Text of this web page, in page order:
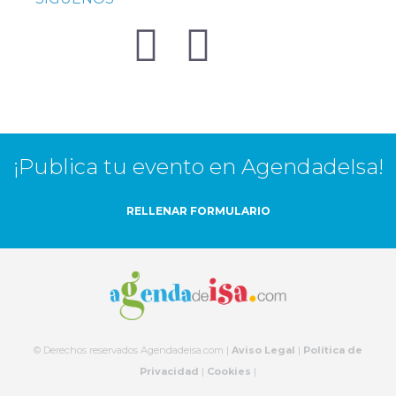
¡Publica tu evento en AgendadeIsa!
RELLENAR FORMULARIO
© Derechos reservados Agendadeisa.com | Aviso Legal | Política de
Privacidad | Cookies |